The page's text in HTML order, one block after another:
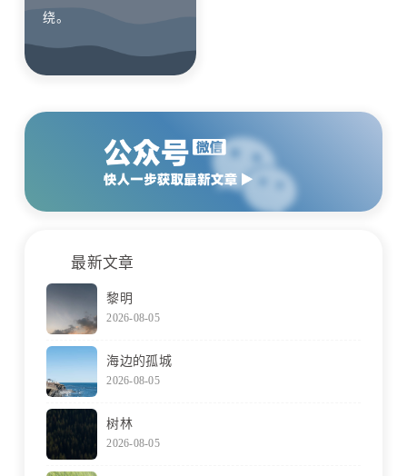
绕。
最新文章
黎明
2026-08-05
海边的孤城
2026-08-05
树林
2026-08-05